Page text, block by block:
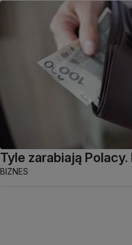
Tyle zarabiają
BIZNES